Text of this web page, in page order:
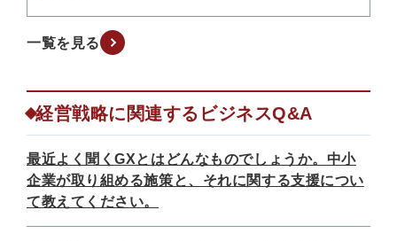
一覧を見る
経営戦略に関連するビジネスQ&A
最近よく聞くGXとはどんなものでしょうか。中小
企業が取り組める施策と、それに関する支援につい
て教えてください。